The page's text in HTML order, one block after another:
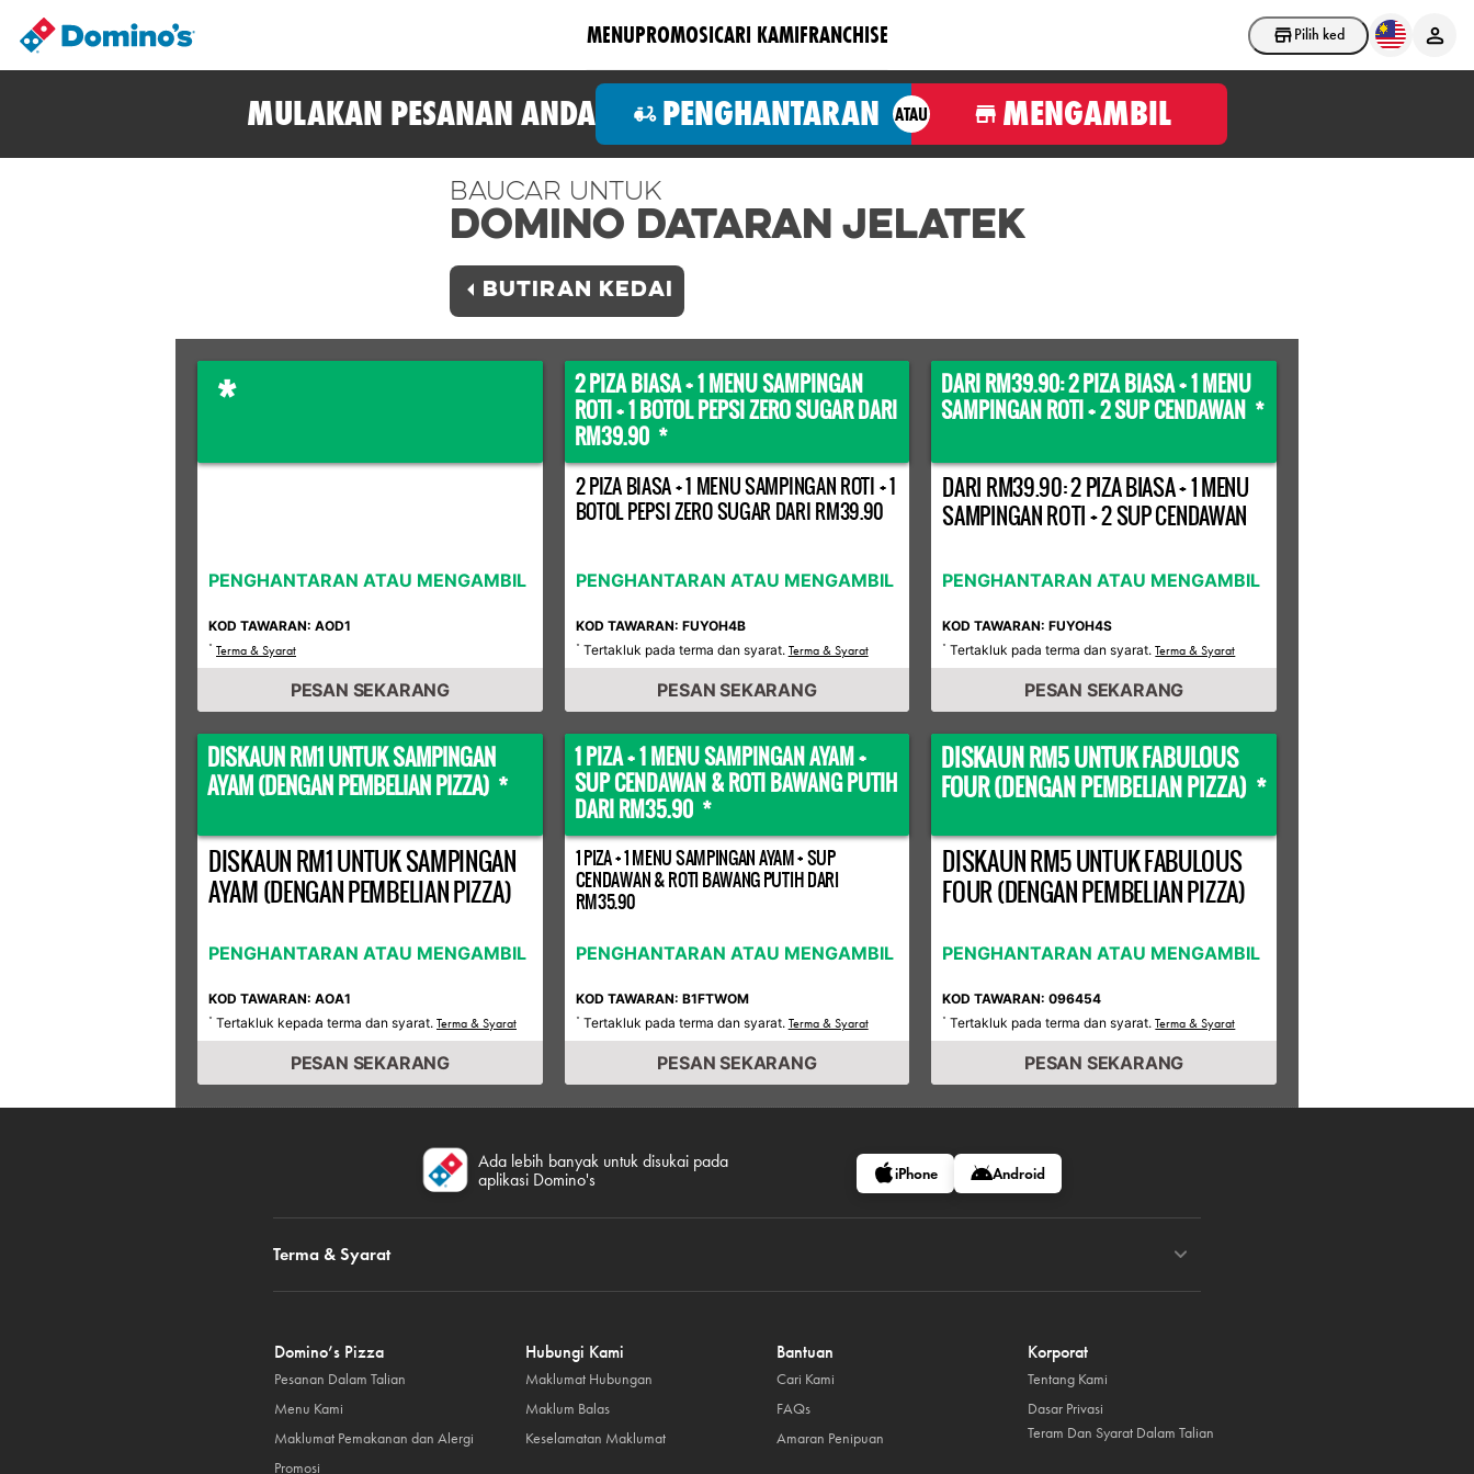
Pilih kedai
MENUPROMOSICARI KAMIFRANCHISE
MULAKAN PESANAN ANDA PENGHANTARAN ATAU MENGAMBIL
Baucar Untuk
Domino DATARAN JELATEK
BUTIRAN KEDAI
*
PENGHANTARAN ATAU MENGAMBIL
KOD TAWARAN: AOD1
* Terma & Syarat
PESAN SEKARANG
2 PIZA BIASA + 1 MENU SAMPINGAN
ROTI + 1 BOTOL PEPSI ZERO SUGAR DARI
RM39.90 *
2 PIZA BIASA + 1 MENU SAMPINGAN ROTI + 1
BOTOL PEPSI ZERO SUGAR DARI RM39.90
PENGHANTARAN ATAU MENGAMBIL
KOD TAWARAN: FUYOH4B
* Tertakluk pada terma dan syarat. Terma & Syarat
PESAN SEKARANG
DARI RM39.90: 2 PIZA BIASA + 1 MENU
SAMPINGAN ROTI + 2 SUP CENDAWAN *
DARI RM39.90: 2 PIZA BIASA + 1 MENU
SAMPINGAN ROTI + 2 SUP CENDAWAN
PENGHANTARAN ATAU MENGAMBIL
KOD TAWARAN: FUYOH4S
* Tertakluk pada terma dan syarat.Terma & Syarat
PESAN SEKARANG
DISKAUN RM1 UNTUK SAMPINGAN
AYAM (DENGAN PEMBELIAN PIZZA) *
DISKAUN RM1 UNTUK SAMPINGAN
AYAM (DENGAN PEMBELIAN PIZZA)
PENGHANTARAN ATAU MENGAMBIL
KOD TAWARAN: AOA1
* Tertakluk kepada terma dan syarat. Terma & Syarat
PESAN SEKARANG
1 PIZA + 1 MENU SAMPINGAN AYAM +
SUP CENDAWAN & ROTI BAWANG PUTIH
DARI RM35.90 *
1 PIZA + 1 MENU SAMPINGAN AYAM + SUP
CENDAWAN & ROTI BAWANG PUTIH DARI
RM35.90
PENGHANTARAN ATAU MENGAMBIL
KOD TAWARAN: B1FTWOM
* Tertakluk pada terma dan syarat. Terma & Syarat
PESAN SEKARANG
DISKAUN RM5 UNTUK FABULOUS
FOUR (DENGAN PEMBELIAN PIZZA) *
DISKAUN RM5 UNTUK FABULOUS
FOUR (DENGAN PEMBELIAN PIZZA)
PENGHANTARAN ATAU MENGAMBIL
KOD TAWARAN: 096454
* Tertakluk pada terma dan syarat.Terma & Syarat
PESAN SEKARANG
Ada lebih banyak untuk disukai pada
aplikasi Domino's
iPhone Android
Terma & Syarat
Domino’s Pizza
Pesanan Dalam Talian
Menu Kami
Maklumat Pemakanan dan Alergi
Promosi
Hubungi Kami
Maklumat Hubungan
Maklum Balas
Keselamatan Maklumat
Bantuan
Cari Kami
FAQs
Amaran Penipuan
Korporat
Tentang Kami
Dasar Privasi
Teram Dan Syarat Dalam Talian